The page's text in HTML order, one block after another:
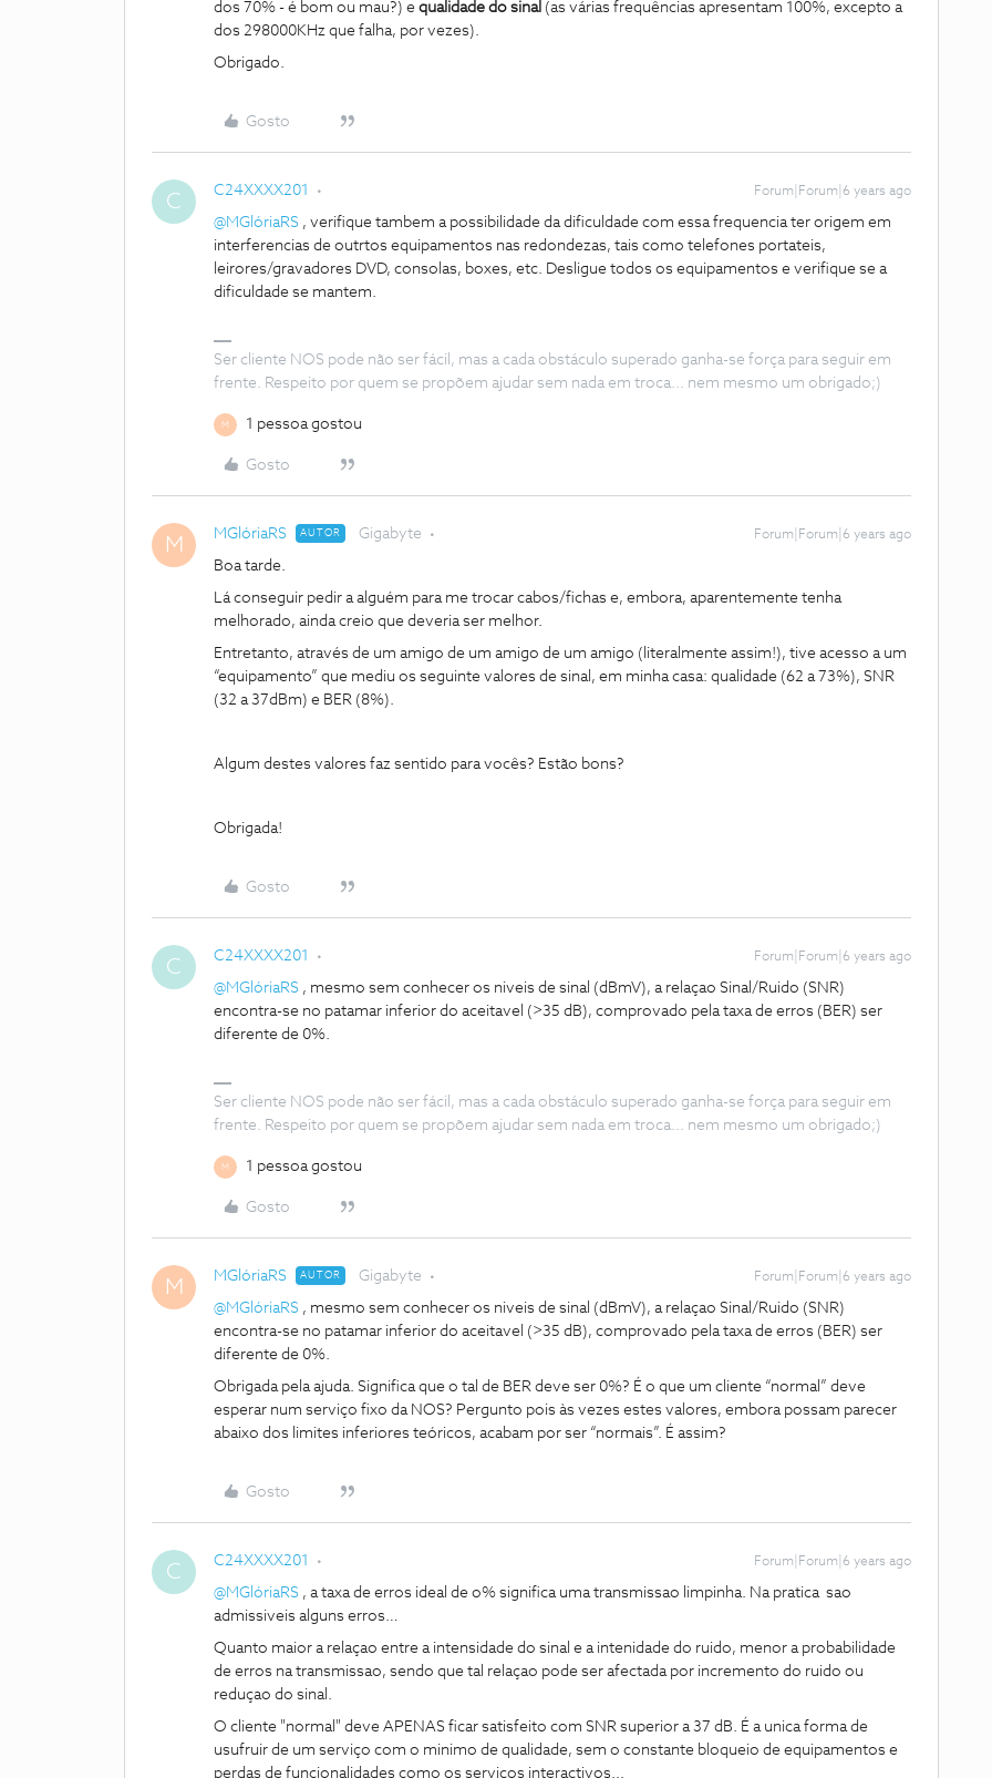
dos 70% - é bom ou mau?) e qualidade do sinal (as várias frequências apresentam 100%, excepto a
dos 298000KHz que falha, por vezes).
Obrigado.
Gosto
C C24XXXX201 Forum|Forum|6 years ago
@MGlóriaRS , verifique tambem a possibilidade da dificuldade com essa frequencia ter origem em
interferencias de outrtos equipamentos nas redondezas, tais como telefones portateis,
leirores/gravadores DVD, consolas, boxes, etc. Desligue todos os equipamentos e verifique se a
dificuldade se mantem.
Ser cliente NOS pode não ser fácil, mas a cada obstáculo superado ganha-se força para seguir em
frente. Respeito por quem se propõem ajudar sem nada em troca... nem mesmo um obrigado;)
M 1 pessoa gostou
Gosto
M MGlóriaRS AUTOR Gigabyte Forum|Forum|6 years ago
Boa tarde.
Lá conseguir pedir a alguém para me trocar cabos/fichas e, embora, aparentemente tenha
melhorado, ainda creio que deveria ser melhor.
Entretanto, através de um amigo de um amigo de um amigo (literalmente assim!), tive acesso a um
“equipamento” que mediu os seguinte valores de sinal, em minha casa: qualidade (62 a 73%), SNR
(32 a 37dBm) e BER (8%).
Algum destes valores faz sentido para vocês? Estão bons?
Obrigada!
Gosto
C C24XXXX201 Forum|Forum|6 years ago
@MGlóriaRS , mesmo sem conhecer os niveis de sinal (dBmV), a relaçao Sinal/Ruido (SNR)
encontra-se no patamar inferior do aceitavel (>35 dB), comprovado pela taxa de erros (BER) ser
diferente de 0%.
Ser cliente NOS pode não ser fácil, mas a cada obstáculo superado ganha-se força para seguir em
frente. Respeito por quem se propõem ajudar sem nada em troca... nem mesmo um obrigado;)
M 1 pessoa gostou
Gosto
M MGlóriaRS AUTOR Gigabyte Forum|Forum|6 years ago
@MGlóriaRS , mesmo sem conhecer os niveis de sinal (dBmV), a relaçao Sinal/Ruido (SNR)
encontra-se no patamar inferior do aceitavel (>35 dB), comprovado pela taxa de erros (BER) ser
diferente de 0%.
Obrigada pela ajuda. Significa que o tal de BER deve ser 0%? É o que um cliente “normal” deve
esperar num serviço fixo da NOS? Pergunto pois às vezes estes valores, embora possam parecer
abaixo dos limites inferiores teóricos, acabam por ser “normais”. É assim?
Gosto
C C24XXXX201 Forum|Forum|6 years ago
@MGlóriaRS , a taxa de erros ideal de o% significa uma transmissao limpinha. Na pratica sao
admissiveis alguns erros…
Quanto maior a relaçao entre a intensidade do sinal e a intenidade do ruido, menor a probabilidade
de erros na transmissao, sendo que tal relaçao pode ser afectada por incremento do ruido ou
reduçao do sinal.
O cliente "normal" deve APENAS ficar satisfeito com SNR superior a 37 dB. É a unica forma de
usufruir de um serviço com o minimo de qualidade, sem o constante bloqueio de equipamentos e
perdas de funcionalidades como os serviços interactivos...